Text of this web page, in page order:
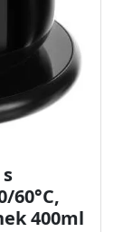
60°C,
400ml